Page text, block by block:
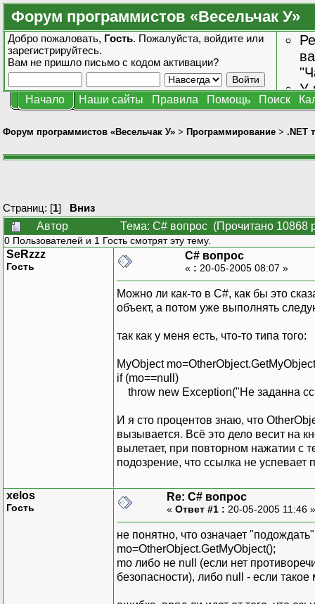
Форум программистов «Весельчак У»
Добро пожаловать, Гость. Пожалуйста, войдите или
зарегистрируйтесь.
Вам не пришло письмо с кодом активации?
У
Начало Наши сайты Правила Помощь Поиск
Форум программистов «Весельчак У» > Программирование > .NET
Страниц: [1] Вниз
Автор
Тема: C# вопрос (Прочитано 10868
0 Пользователей и 1 Гость смотрят эту тему.
SeRzzz
Гость
C# вопрос
« : 20-05-2005 08:07 »
Можно ли как-то в C#, как бы это
объект, а потом уже выполнять
так как у меня есть, что-то типа того:
MyObject
if (mo==null)
throw new Exception("Не заданна
И я сто процентов знаю, что
вызывается. Всё это дело весит на
вылетает, при повторном нажатии с
подозрение, что ссылка не успевает
xelos
Гость
Re: C# вопрос
« Ответ #1 : 20-05-2005 11:46
не понятно, что означает
mo=OtherObject.GetMyObject();
mo либо не null (если нет
безопасности), либо null - если